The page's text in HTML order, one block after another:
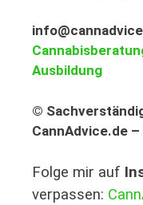
Ausbildung
©
CannAdvice.de –
Folge mir auf
verpassen: